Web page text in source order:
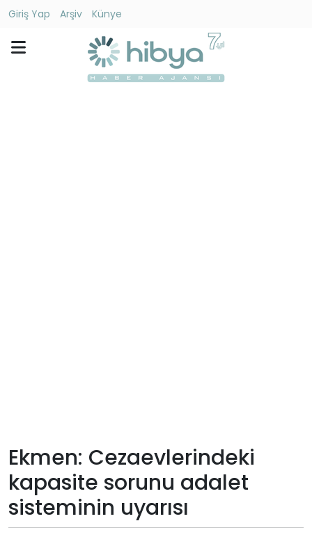
Giriş Yap Arşiv
Künye
Künye
Giriş
Yap
Ekmen: Cezaevlerindeki
kapasite sorunu adalet
sisteminin uyarısı